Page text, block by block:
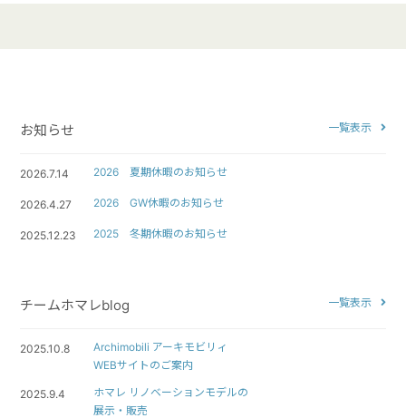
お知らせ 一覧表示
2026.7.14 2026 夏期休暇のお知らせ
2026.4.27 2026 GW休暇のお知らせ
2025.12.23 2025 冬期休暇のお知らせ
チームホマレblog 一覧表示
2025.10.8
Archimobili アーキモビリィ
WEBサイトのご案内
2025.9.4
ホマレ リノベーションモデルの
展示・販売